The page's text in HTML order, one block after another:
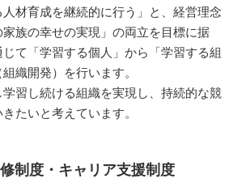
人材育成を継続的に行う」と、経営理念
族の幸せの実現」の両立を目標に据
て「学習する個人」から「学習する組
織開発）を行います。
習し続ける組織を実現し、持続的な競
たいと考えています。
制度・キャリア支援制度